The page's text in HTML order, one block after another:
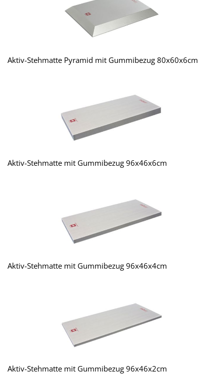
Aktiv-Stehmatte Pyramid mit Gummibezug 80x60x6cm
Aktiv-Stehmatte mit Gummibezug 96x46x6cm
Aktiv-Stehmatte mit Gummibezug 96x46x4cm
Aktiv-Stehmatte mit Gummibezug 96x46x2cm